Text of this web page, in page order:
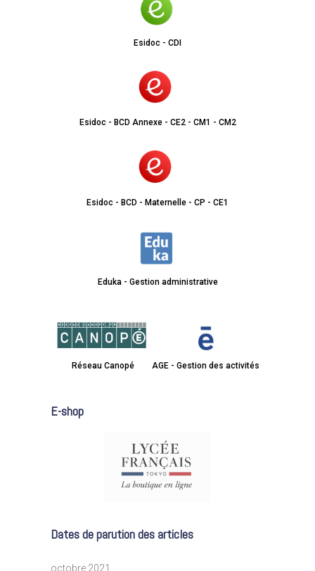
Esidoc - CDI
Esidoc - BCD Annexe - CE2 - CM1 - CM2
Esidoc - BCD - Maternelle - CP - CE1
Eduka - Gestion administrative
Réseau Canopé AGE - Gestion des activités
E-shop
Dates de parution des articles
octobre 2021